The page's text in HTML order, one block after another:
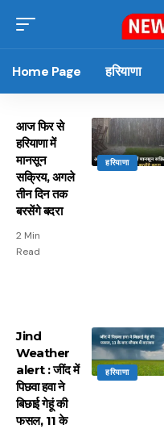
Home Page हरियाणा
हरियाणा
आज फिर से
हरियाणा में
मानसून
सक्रिय, अगले
तीन दिन तक
बरसेंगे बदरा
2 Min
Read
हरियाणा
Jind
Weather
alert : जींद में
पिछवा हवा ने
बिछाई गेहूं की
फसल, 11 के